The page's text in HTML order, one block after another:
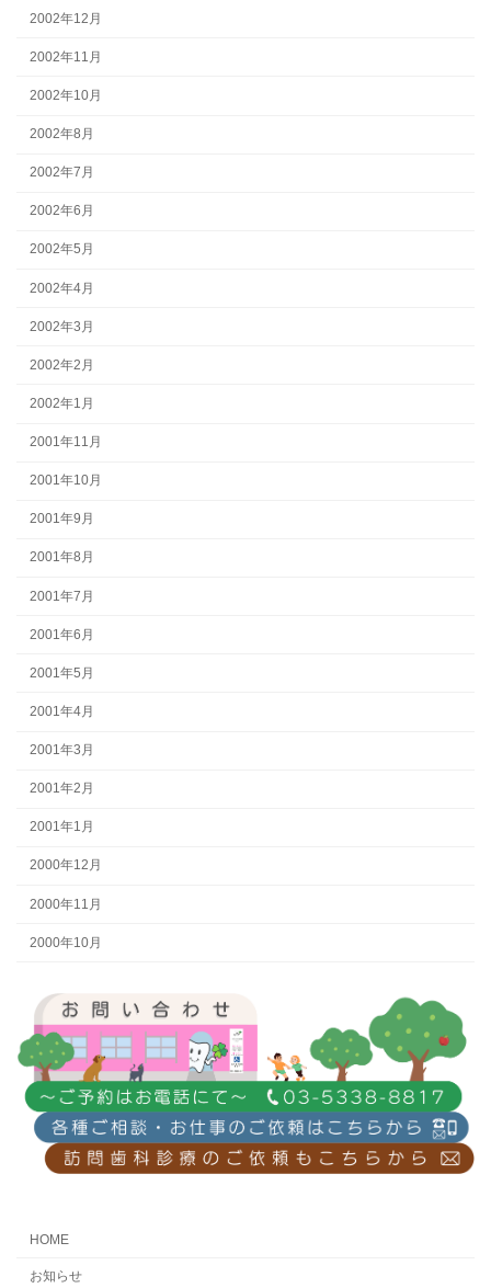
2002年12月
2002年11月
2002年10月
2002年8月
2002年7月
2002年6月
2002年5月
2002年4月
2002年3月
2002年2月
2002年1月
2001年11月
2001年10月
2001年9月
2001年8月
2001年7月
2001年6月
2001年5月
2001年4月
2001年3月
2001年2月
2001年1月
2000年12月
2000年11月
2000年10月
HOME
お知らせ